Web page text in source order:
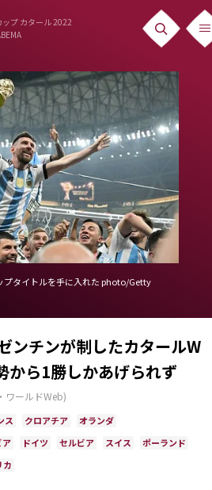
ップ カタール 2022
プタイトルを手に入れた photo/Getty
ンチンが制したカタールW
ら1勝しかあげられず
ワールドWeb)
ス クロアチア
オランダ
ア ドイツ セルビア スイス
ポーランド
カ